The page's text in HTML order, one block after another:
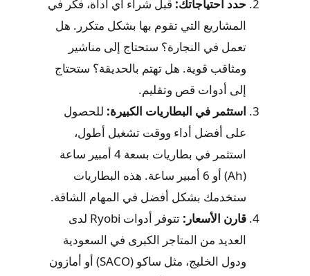
حدد احتياجاتك: قبل شراء أي أداة، فكر في
المشاريع التي تقوم بها بشكل متكرر. هل
تعمل في النجارة؟ ستحتاج إلى مناشير
ومثاقب قوية. هل تهتم بالحديقة؟ ستحتاج
إلى أدوات قص وتقليم.
استثمر في البطاريات الكبيرة: للحصول
على أفضل أداء ووقت تشغيل أطول،
استثمر في بطاريات بسعة 4 أمبير ساعة
(Ah) أو 6 أمبير ساعة. هذه البطاريات
ستخدمك بشكل أفضل في المهام الشاقة.
قارن الأسعار:
تتوفر أدوات Ryobi لدى
العديد من المتاجر الكبرى في السعودية
ودول الخليج، مثل ساكو (SACO) أو أمازون